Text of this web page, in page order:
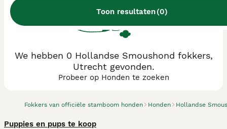
Toon resultaten(0)
Fokkers van officiële stamboom honden Honden Hollandse
We hebben 0 Hollandse Smoushond fokkers,
Utrecht gevonden.
Probeer op Honden te zoeken
Puppies en pups te koop